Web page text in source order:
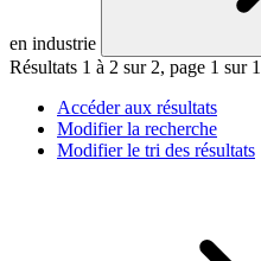
en industrie
Résultats 1 à 2 sur 2, page 1 sur 1
Accéder aux résultats
Modifier la recherche
Modifier le tri des résultats